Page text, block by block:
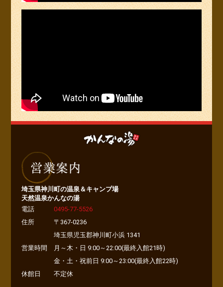
埼玉県神川町の温泉＆キャンプ場
天然温泉かんなの湯
電話
0495-77-5526
住所
〒367-0236
埼玉県児玉郡神川町小浜 1341
営業時間
月～木・日 9:00～22:00(最終入館21時)
金・土・祝前日 9:00～23:00(最終入館22時)
休館日
不定休